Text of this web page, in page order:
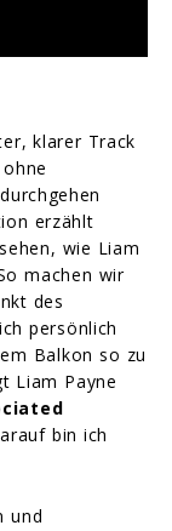
klarer Track
erzählt
wie Liam
machen wir
des
persönlich
Balkon so zu
Liam Payne
bin ich
und